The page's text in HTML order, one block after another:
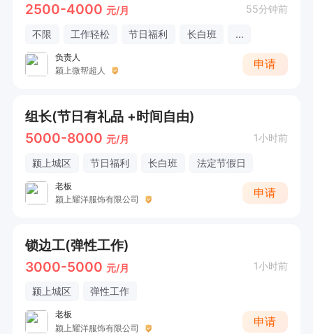
2500-4000 元/月 55分钟前
不限 工作轻松 节日福利 长白班 ...
负责人
颍上微帮超人
申请
组长(节日有礼品 +时间自由)
5000-8000 元/月 1小时前
颍上城区 节日福利 长白班 法定节假日
老板
颍上耀洋服饰有限公司
申请
锁边工(弹性工作)
3000-5000 元/月 1小时前
颍上城区 弹性工作
老板
颍上耀洋服饰有限公司
申请